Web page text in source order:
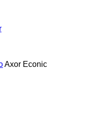
Axor Econic